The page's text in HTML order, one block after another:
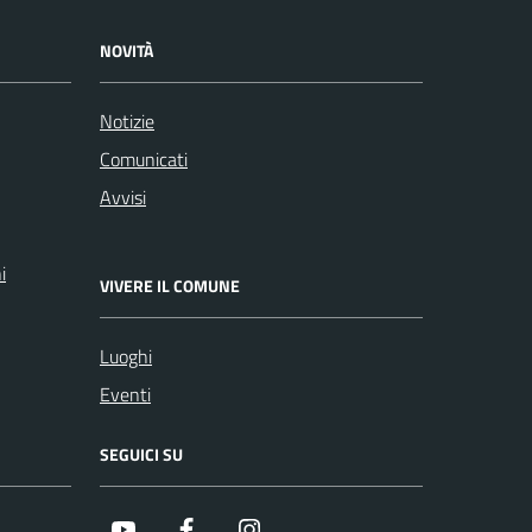
NOVITÀ
Notizie
Comunicati
Avvisi
VIVERE IL COMUNE
Luoghi
Eventi
SEGUICI SU